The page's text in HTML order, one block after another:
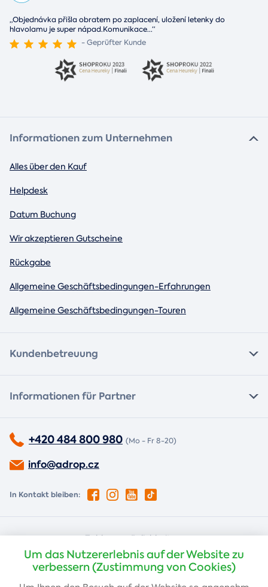
„Objednávka přišla obratem po zaplacení, uložení letenky do
hlavolamu je super nápad.Komunikace...“
- Geprüfter Kunde
Informationen zum Unternehmen
Alles über den Kauf
Helpdesk
Datum Buchung
Wir akzeptieren Gutscheine
Rückgabe
Allgemeine Geschäftsbedingungen-Erfahrungen
Allgemeine Geschäftsbedingungen-Touren
Kundenbetreuung
Informationen für Partner
+420 484 800 980 (Mo - Fr 8-20)
info@adrop.cz
In Kontakt bleiben:
Zahlungsmöglichkeiten:
Nachnahme Kartenzahlung
Um das Nutzererlebnis auf der Website zu
verbessern (Zustimmung von Cookies)